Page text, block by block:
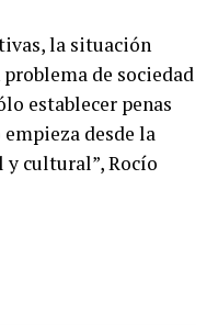
la situación
de sociedad
establecer penas
desde la
cultural”, Rocío